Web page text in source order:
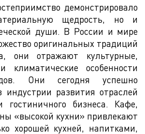
демонстрировало
щедрость, но и
души. В России и мире
оригинальных традиций
они отражают культурные,
климатические особенности
Они сегодня успешно
развития отраслей
гостиничного бизнеса. Кафе,
«высокой кухни» привлекают
хорошей кухней, напитками,